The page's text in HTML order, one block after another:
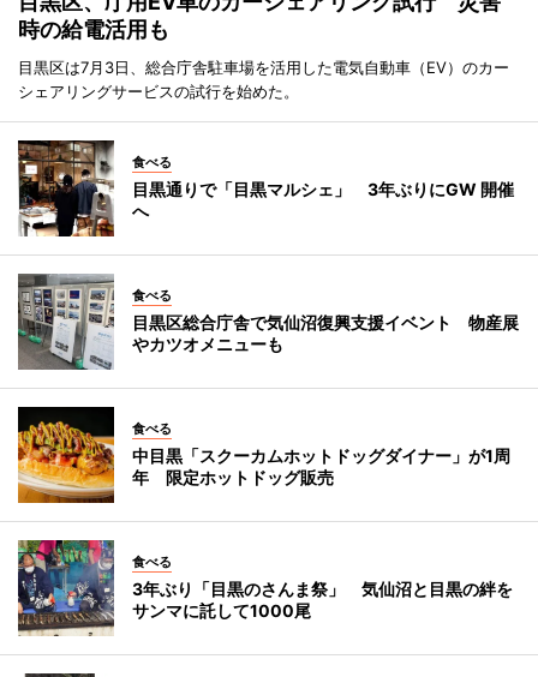
時の給電活用も
目黒区は7月3日、総合庁舎駐車場を活用した電気自動車（EV）のカー
シェアリングサービスの試行を始めた。
食べる
目黒通りで「目黒マルシェ」 3年ぶりにGW 開催
へ
食べる
目黒区総合庁舎で気仙沼復興支援イベント 物産展
やカツオメニューも
食べる
中目黒「スクーカムホットドッグダイナー」が1周
年 限定ホットドッグ販売
食べる
3年ぶり「目黒のさんま祭」 気仙沼と目黒の絆を
サンマに託して1000尾